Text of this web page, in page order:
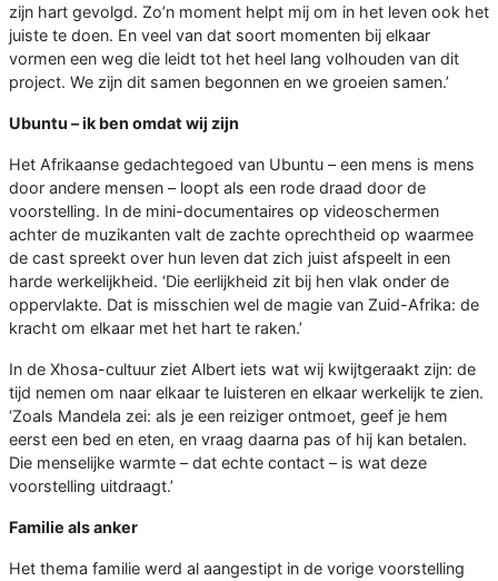
zijn hart gevolgd. Zo’n moment helpt mij om in het leven ook het
juiste te doen. En veel van dat soort momenten bij elkaar
vormen een weg die leidt tot het heel lang volhouden van dit
project. We zijn dit samen begonnen en we groeien samen.’
Ubuntu – ik ben omdat wij zijn
Het Afrikaanse gedachtegoed van Ubuntu – een mens is mens
door andere mensen – loopt als een rode draad door de
voorstelling. In de mini-documentaires op videoschermen
achter de muzikanten valt de zachte oprechtheid op waarmee
de cast spreekt over hun leven dat zich juist afspeelt in een
harde werkelijkheid. ‘Die eerlijkheid zit bij hen vlak onder de
oppervlakte. Dat is misschien wel de magie van Zuid-Afrika: de
kracht om elkaar met het hart te raken.’
In de Xhosa-cultuur ziet Albert iets wat wij kwijtgeraakt zijn: de
tijd nemen om naar elkaar te luisteren en elkaar werkelijk te zien.
‘Zoals Mandela zei: als je een reiziger ontmoet, geef je hem
eerst een bed en eten, en vraag daarna pas of hij kan betalen.
Die menselijke warmte – dat echte contact – is wat deze
voorstelling uitdraagt.’
Familie als anker
Het thema familie werd al aangestipt in de vorige voorstelling